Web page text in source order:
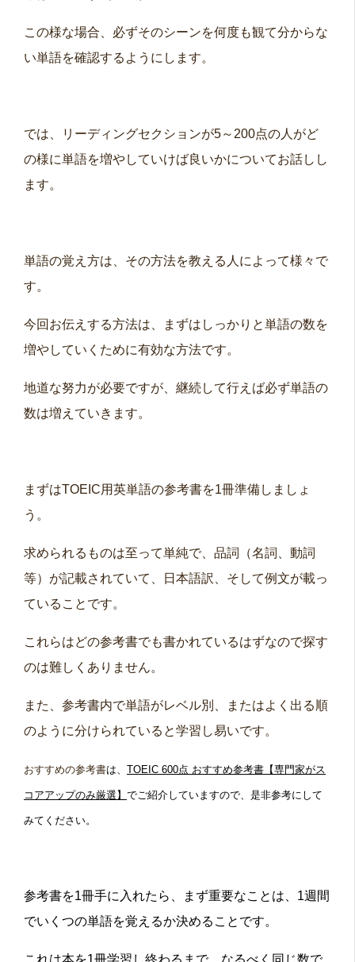
この様な場合、必ずそのシーンを何度も観て分からな
い単語を確認するようにします。
では、リーディングセクションが5～200点の人がど
の様に単語を増やしていけば良いかについてお話しし
ます。
単語の覚え方は、その方法を教える人によって様々で
す。
今回お伝えする方法は、まずはしっかりと単語の数を
増やしていくために有効な方法です。
地道な努力が必要ですが、継続して行えば必ず単語の
数は増えていきます。
まずはTOEIC用英単語の参考書を1冊準備しましょ
う。
求められるものは至って単純で、品詞（名詞、動詞
等）が記載されていて、日本語訳、そして例文が載っ
ていることです。
これらはどの参考書でも書かれているはずなので探す
のは難しくありません。
また、参考書内で単語がレベル別、またはよく出る順
のように分けられていると学習し易いです。
おすすめの参考書は、 TOEIC 600点 おすすめ参考書【専門家がス
コアアップのみ厳選】 でご紹介していますので、是非参考にして
みてください。
参考書を1冊手に入れたら、まず重要なことは、1週間
でいくつの単語を覚えるか決めることです。
これは本を1冊学習し終わるまで、なるべく同じ数で